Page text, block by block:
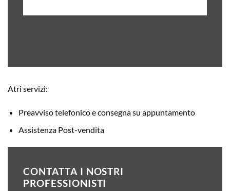
Atri servizi:
Preavviso telefonico e consegna su appuntamento
Assistenza Post-vendita
CONTATTA I NOSTRI
PROFESSIONISTI